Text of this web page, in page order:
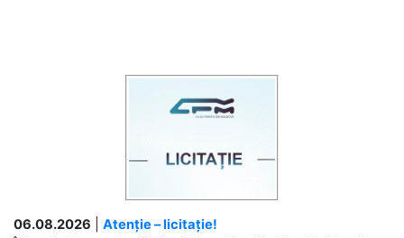
06.08.2026
Atenție – licitație!